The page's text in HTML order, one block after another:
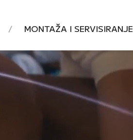
MONTAŽA I SERVISIRANJE